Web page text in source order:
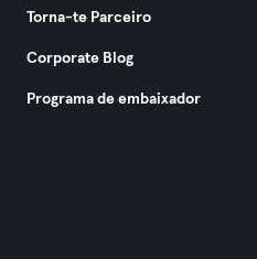
Torna-te Parceiro
Corporate Blog
Programa de embaixador